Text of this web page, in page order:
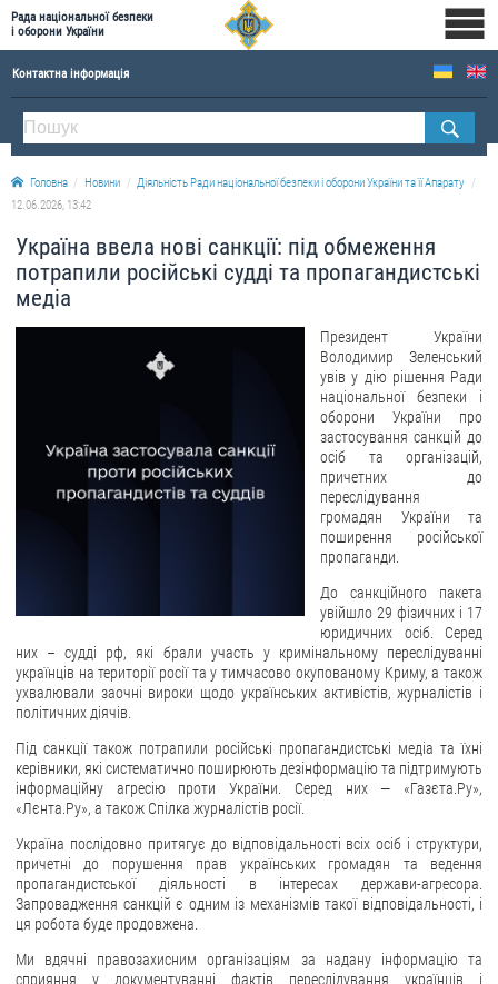
Рада національної безпеки
і оборони України
Контактна інформація
ПРО РНБОУ
Склад Ради національної безпеки і оборони України
Апарат Ради національної безпеки і оборони України
Історична довідка про діяльність Ради національної безпеки і оборони України
ОФІЦІЙНІ ДОКУМЕНТИ
Фотогалерея
Відеогалерея
Електронне звернення
ДОСТУП ДО ПУБЛІЧНОЇ ІНФОРМАЦІЇ
Організація доступу до публічної інформації
Облік публічної інформації
Питання запобігання корупції
Внутрішній аудит
ДЕРЖАВНИЙ РЕЄСТР САНКЦІЙ
Головна Новини
Діяльність Ради національної безпеки і оборони України та її Апарату
12.06.2026, 13:42
Україна ввела нові санкції: під обмеження
потрапили російські судді та пропагандистські
медіа
Президент України
Володимир Зеленський
увів у дію рішення Ради
національної безпеки і
оборони України про
застосування санкцій до
осіб та організацій,
причетних до
переслідування
громадян України та
поширення російської
пропаганди.
До санкційного пакета
увійшло 29 фізичних і 17
юридичних осіб. Серед
них – судді рф, які брали участь у кримінальному переслідуванні
українців на території росії та у тимчасово окупованому Криму, а також
ухвалювали заочні вироки щодо українських активістів, журналістів і
політичних діячів.
Під санкції також потрапили російські пропагандистські медіа та їхні
керівники, які систематично поширюють дезінформацію та підтримують
інформаційну агресію проти України. Серед них — «Газєта.Ру»,
«Лєнта.Ру», а також Спілка журналістів росії.
Україна послідовно притягує до відповідальності всіх осіб і структури,
причетні до порушення прав українських громадян та ведення
пропагандистської діяльності в інтересах держави-агресора.
Запровадження санкцій є одним із механізмів такої відповідальності, і
ця робота буде продовжена.
Ми вдячні правозахисним організаціям за надану інформацію та
сприяння у документуванні фактів переслідування українців і